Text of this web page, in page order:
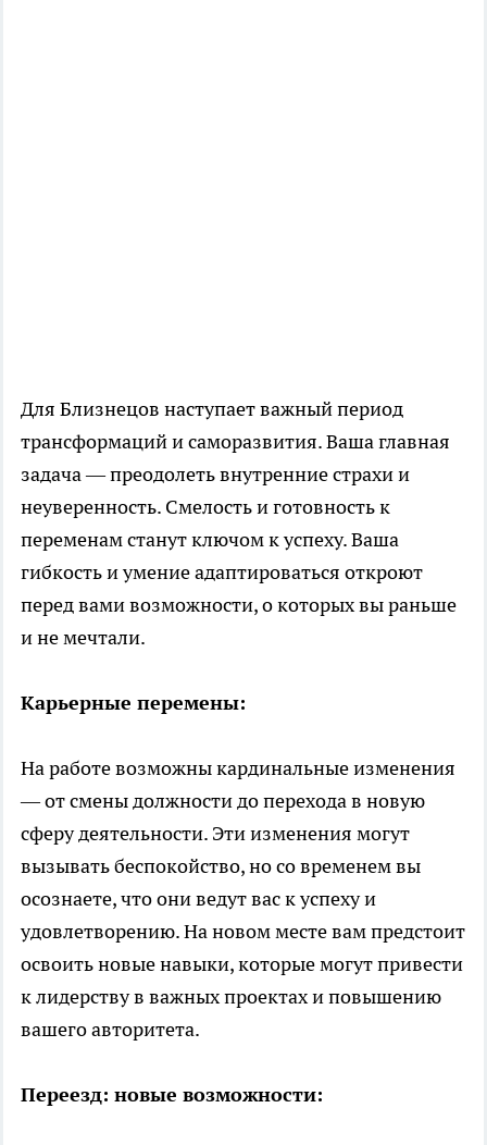
Для Близнецов наступает важный период
трансформаций и саморазвития. Ваша главная
задача — преодолеть внутренние страхи и
неуверенность. Смелость и готовность к
переменам станут ключом к успеху. Ваша
гибкость и умение адаптироваться откроют
перед вами возможности, о которых вы раньше
и не мечтали.
Карьерные перемены:
На работе возможны кардинальные изменения
— от смены должности до перехода в новую
сферу деятельности. Эти изменения могут
вызывать беспокойство, но со временем вы
осознаете, что они ведут вас к успеху и
удовлетворению. На новом месте вам предстоит
освоить новые навыки, которые могут привести
к лидерству в важных проектах и повышению
вашего авторитета.
Переезд: новые возможности: